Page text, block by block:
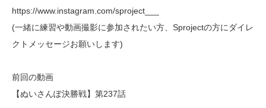
https://www.instagram.com/sproject___
(一緒に練習や動画撮影に参加されたい方、Sprojectの方にダイレ
クトメッセージお願いします)
前回の動画
【ぬいさんぽ決勝戦】第237話